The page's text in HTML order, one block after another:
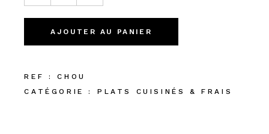
AJOUTER AU PANIER
REF :
CHOU
CATÉGORIE :
PLATS CUISINÉS & FRAIS